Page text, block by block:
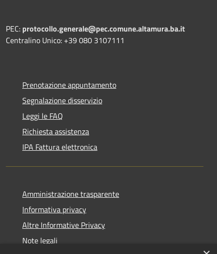
PEC: protocollo.generale@pec.comune.altamura.ba.it
Centralino Unico: +39 080 3107111
Prenotazione appuntamento
Segnalazione disservizio
Leggi le FAQ
Richiesta assistenza
IPA Fattura elettronica
Amministrazione trasparente
Informativa privacy
Altre Informative Privacy
Note legali